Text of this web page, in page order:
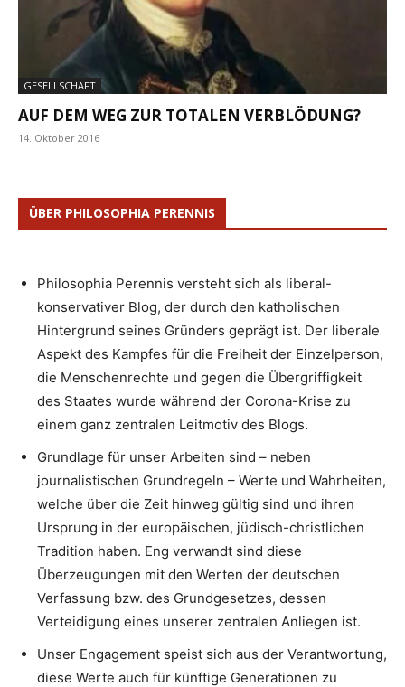
GESELLSCHAFT
AUF DEM WEG ZUR TOTALEN VERBLÖDUNG?
14. Oktober 2016
ÜBER PHILOSOPHIA PERENNIS
Philosophia Perennis versteht sich als liberal-
konservativer Blog, der durch den katholischen
Hintergrund seines Gründers geprägt ist. Der liberale
Aspekt des Kampfes für die Freiheit der Einzelperson,
die Menschenrechte und gegen die Übergriffigkeit
des Staates wurde während der Corona-Krise zu
einem ganz zentralen Leitmotiv des Blogs.
Grundlage für unser Arbeiten sind – neben
journalistischen Grundregeln – Werte und Wahrheiten,
welche über die Zeit hinweg gültig sind und ihren
Ursprung in der europäischen, jüdisch-christlichen
Tradition haben. Eng verwandt sind diese
Überzeugungen mit den Werten der deutschen
Verfassung bzw. des Grundgesetzes, dessen
Verteidigung eines unserer zentralen Anliegen ist.
Unser Engagement speist sich aus der Verantwortung,
diese Werte auch für künftige Generationen zu